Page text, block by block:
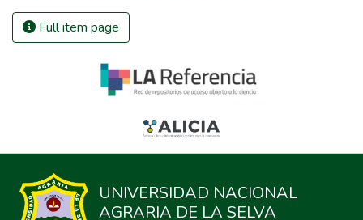
Full item page
UNIVERSIDAD NACIONAL
AGRARIA DE LA SELVA